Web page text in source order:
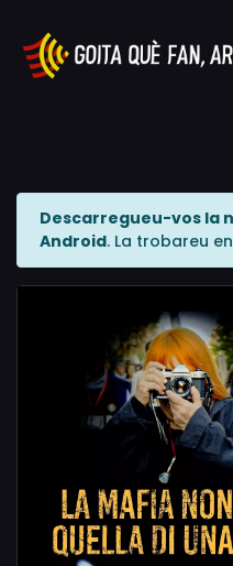
Descarregueu-vos la
Android. La trobareu en